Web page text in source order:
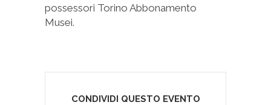
possessori Torino Abbonamento
Musei.
CONDIVIDI QUESTO EVENTO